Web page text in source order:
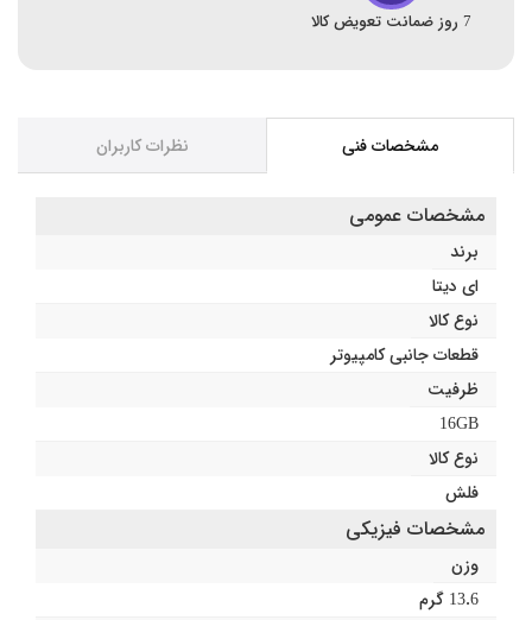
7 روز ضمانت تعویض کالا
مشخصات فنی نظرات کاربران
مشخصات عمومی
برند
ای دیتا
نوع کالا
قطعات جانبی کامپیوتر
ظرفیت
16GB
نوع کالا
فلش
مشخصات فیزیکی
وزن
13.6 گرم